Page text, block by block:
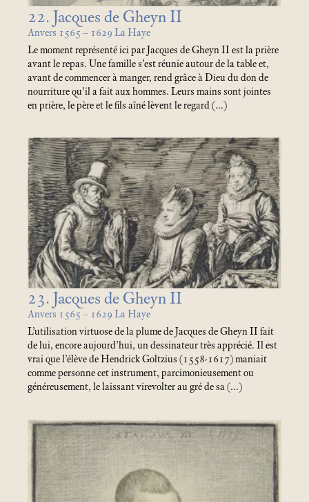
22. Jacques de Gheyn II
Anvers 1565 – 1629 La Haye
Le moment représenté ici par Jacques de Gheyn II est la prière
avant le repas. Une famille s’est réunie autour de la table et,
avant de commencer à manger, rend grâce à Dieu du don de
nourriture qu’il a fait aux hommes. Leurs mains sont jointes
en prière, le père et le fils aîné lèvent le regard (…)
23. Jacques de Gheyn II
Anvers 1565 – 1629 La Haye
L’utilisation virtuose de la plume de Jacques de Gheyn II fait
de lui, encore aujourd’hui, un dessinateur très apprécié. Il est
vrai que l’élève de Hendrick Goltzius (1558-1617) maniait
comme personne cet instrument, parcimonieusement ou
généreusement, le laissant virevolter au gré de sa (…)